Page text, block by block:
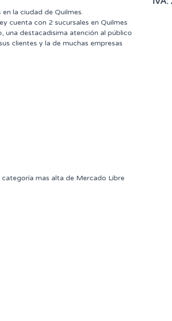
la ciudad de Quilmes.
cuenta con 2 sucursales en Quilmes
una destacadisima atención al público
clientes y la de muchas empresas
mas alta de Mercado Libre